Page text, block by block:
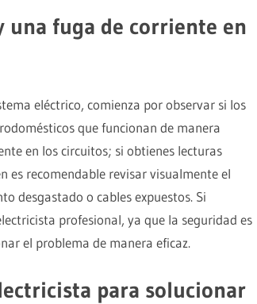
una fuga de corriente en
eléctrico, comienza por observar si los
que funcionan de manera
en los circuitos; si obtienes lecturas
es recomendable revisar visualmente el
desgastado o cables expuestos. Si
profesional, ya que la seguridad es
el problema de manera eficaz.
para solucionar